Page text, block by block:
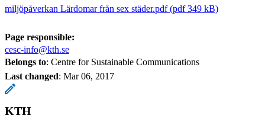
miljöpåverkan Lärdomar från sex städer.pdf (pdf 349 kB)
Page responsible:
cesc-info@kth.se
Belongs to: Centre for Sustainable Communications
Last changed: Mar 06, 2017
KTH